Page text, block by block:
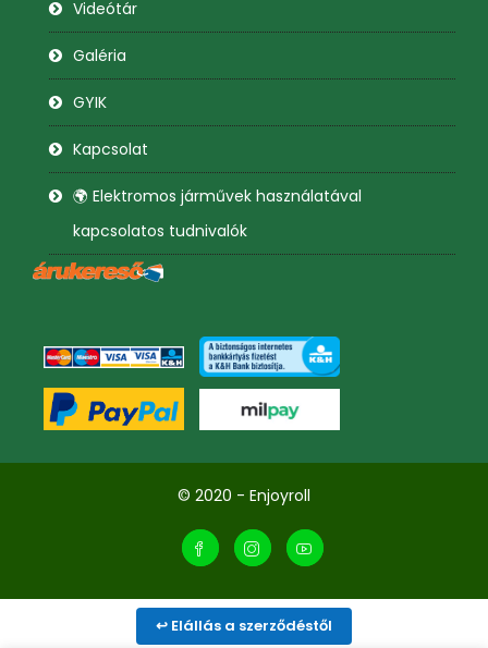
Videótár
Galéria
GYIK
Kapcsolat
🌍 Elektromos járművek használatával
kapcsolatos tudnivalók
© 2020 - Enjoyroll
↩ Elállás a szerződéstől